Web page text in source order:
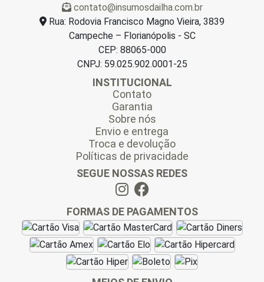
contato@insumosdailha.com.br
Rua: Rodovia Francisco Magno Vieira, 3839
Campeche – Florianópolis - SC
CEP: 88065-000
CNPJ: 59.025.902.0001-25
INSTITUCIONAL
Contato
Garantia
Sobre nós
Envio e entrega
Troca e devolução
Políticas de privacidade
SEGUE NOSSAS REDES
FORMAS DE PAGAMENTOS